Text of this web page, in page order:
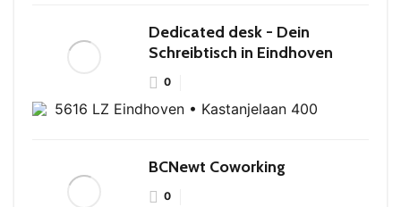
Dedicated desk - Dein
Schreibtisch in Eindhoven
0
5616 LZ Eindhoven • Kastanjelaan 400
BCNewt Coworking
0